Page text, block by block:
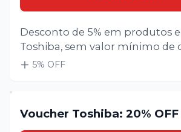
Desconto de 5% em produtos
Toshiba, sem valor mínimo de
5% OFF
Voucher Toshiba: 20% OFF